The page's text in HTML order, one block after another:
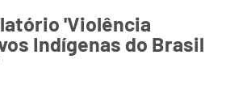
'Violência
Indígenas do Brasil